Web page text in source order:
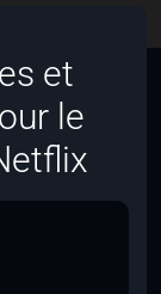
et
le